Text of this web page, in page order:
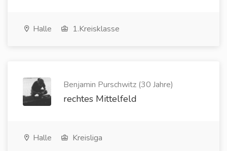
Halle 1.Kreisklasse
Benjamin Purschwitz (30 Jahre)
rechtes Mittelfeld
Halle Kreisliga